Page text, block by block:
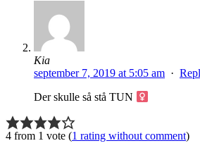
Kia
september 7, 2019 at 5:05 am ·
Der skulle så stå TUN ‍
4 from 1 vote (1 rating without comment)